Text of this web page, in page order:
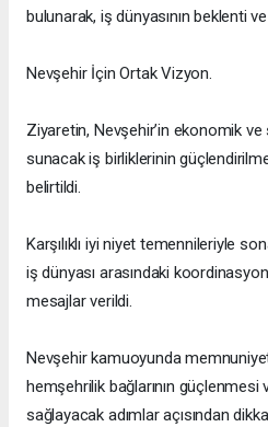
bulunarak, iş dünyasının beklenti
Nevşehir İçin Ortak Vizyon.
Ziyaretin, Nevşehir’in ekonomik
sunacak iş birliklerinin
belirtildi.
Karşılıklı iyi niyet temennileriyle
iş dünyası arasındaki
mesajlar verildi.
Nevşehir kamuoyunda
hemşehrilik bağlarının güçlenmesi
sağlayacak adımlar açısından